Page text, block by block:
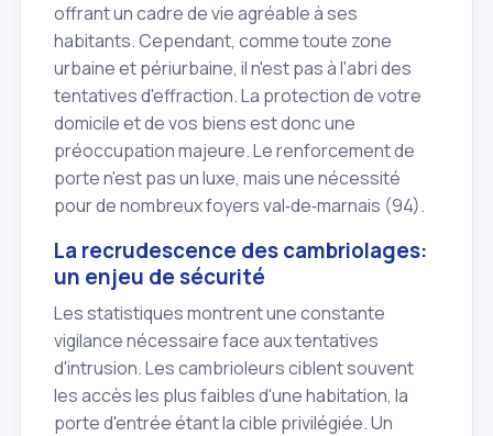
offrant un cadre de vie agréable à ses
habitants. Cependant, comme toute zone
urbaine et périurbaine, il n'est pas à l'abri des
tentatives d'effraction. La protection de votre
domicile et de vos biens est donc une
préoccupation majeure. Le renforcement de
porte n'est pas un luxe, mais une nécessité
pour de nombreux foyers val‑de‑marnais (94).
La recrudescence des cambriolages:
un enjeu de sécurité
Les statistiques montrent une constante
vigilance nécessaire face aux tentatives
d'intrusion. Les cambrioleurs ciblent souvent
les accès les plus faibles d'une habitation, la
porte d'entrée étant la cible privilégiée. Un